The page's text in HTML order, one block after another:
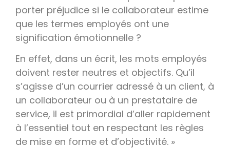
porter préjudice si le collaborateur estime
que les termes employés ont une
signification émotionnelle ?
En effet, dans un écrit, les mots employés
doivent rester neutres et objectifs. Qu’il
s’agisse d’un courrier adressé à un client, à
un collaborateur ou à un prestataire de
service, il est primordial d’aller rapidement
à l’essentiel tout en respectant les règles
de mise en forme et d’objectivité. »